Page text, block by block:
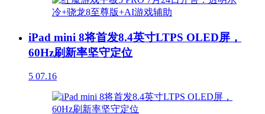
iPad mini 8将首发8.4英寸LTPS OLED屏，
60Hz刷新率坚守定位
5 07.16